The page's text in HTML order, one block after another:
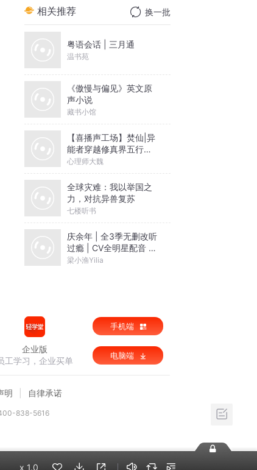
相关推荐 换一批
粤语会话 | 三月通
温书苑
《傲慢与偏见》英文原
声小说
藏书小馆
【喜播声工场】焚仙|异
能者穿越修真界五行灵
力热血爽文|大魏演播
心理师大魏
全球灾难：我以举国之
力，对抗异兽复苏
七楼听书
庆余年 | 全3季无删改听
过瘾 | CV全明星配音 |
作家猫腻点赞 | 同名影
梁小渔Yilia
x 1.0
企业版
工学习，企业买单
手机端
电脑端
明 自律承诺
838-5616